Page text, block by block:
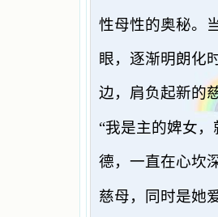
性母性的奥秘。
眼，逐渐明朗化
边，肩负起新的
“我是主的婢女
德，一直在心坎
慈母，同时是她